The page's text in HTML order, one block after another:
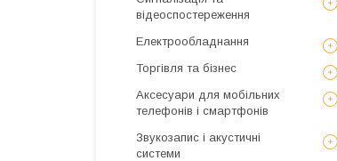
відеоспостереження
Електрообладнання
Торгівля та бізнес
Аксесуари для мобільних
телефонів і смартфонів
Звукозапис і акустичні
системи